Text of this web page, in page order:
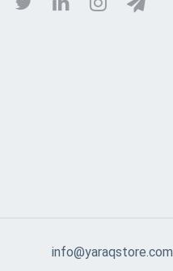
info@yaraqstore.com